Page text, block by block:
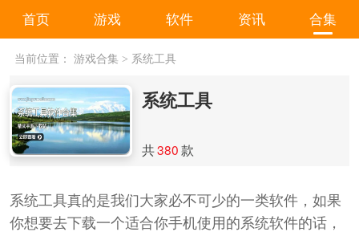
首页 游戏 软件 资讯 合集
当前位置： 游戏合集 > 系统工具
系统工具
共380款
系统工具真的是我们大家必不可少的一类软件，如果
你想要去下载一个适合你手机使用的系统软件的话，